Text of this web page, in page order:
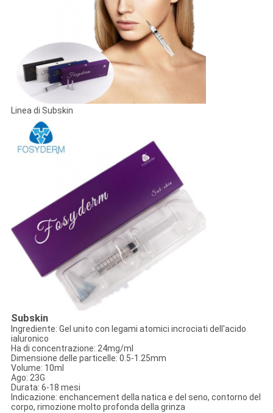
Linea di Subskin
Subskin
Ingrediente: Gel unito con legami atomici incrociati dell'acido
ialuronico
Ha di concentrazione: 24mg/ml
Dimensione delle particelle: 0.5-1.25mm
Volume: 10ml
Ago: 23G
Durata: 6-18 mesi
Indicazione: enchancement della natica e del seno, contorno del
corpo, rimozione molto profonda della grinza